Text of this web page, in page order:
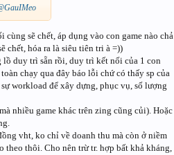
sẽ chết, áp dụng vào con game nào chả
chết, hóa ra là siêu tiên tri à =))
duy trì sẵn rồi, duy trì kết nối của 1 con
chạy qua đây báo lỗi chứ có thấy sp của
workload để xây dựng, phục vụ, số lượng
nhiều game khác trên zing cũng củi). Hoặc
vht, ko chỉ về doanh thu mà còn ở niềm
thôi. Cho nên trừ tr. hợp bất khả kháng,